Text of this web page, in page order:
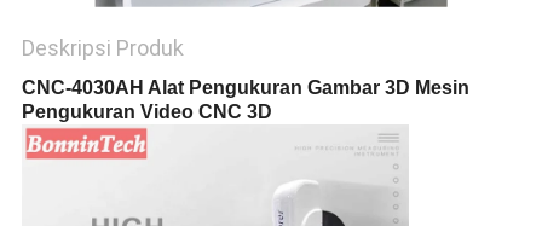
Deskripsi Produk
CNC-4030AH Alat Pengukuran Gambar 3D Mesin
Pengukuran Video CNC 3D